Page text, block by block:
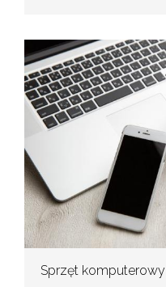
Sprzęt komputerowy